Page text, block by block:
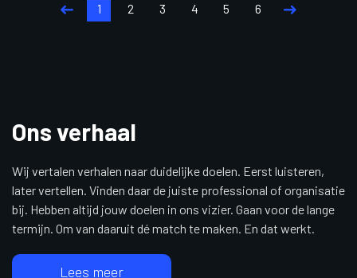
1 2 3 4 5 6
Ons verhaal
Wij vertalen verhalen naar duidelijke doelen. Eerst luisteren,
later vertellen. Vinden daar de juiste professional of organisatie
bij. Hebben altijd jouw doelen in ons vizier. Gaan voor de lange
termijn. Om van daaruit dé match te maken. En dat werkt.
Lees meer